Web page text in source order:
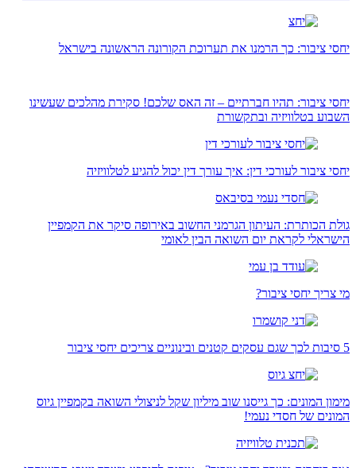
יחסי ציבור: כך הרמנו את תערוכת הקורונה הראשונה בישראל
יחסי ציבור: תהיו חברתיים – זה האס שלכם! סקירת מהלכים שעשינו
השבוע בטלוויזיה ובתקשורת
יחסי ציבור לעורכי דין: איך עורך דין יכול להגיע לטלוויזיה
גולת הכותרת: העיתון הגרמני החשוב באירופה סיקר את הקמפיין
הישראלי לקראת יום השואה הבין לאומי
מי צריך יחסי ציבור?
5 סיבות לכך שגם עסקים קטנים ובינוניים צריכים יחסי ציבור
מימון המונים: כך גייסנו שוב מיליון שקל לניצולי השואה בקמפיין גיוס
המונים של חסדי נעמי!